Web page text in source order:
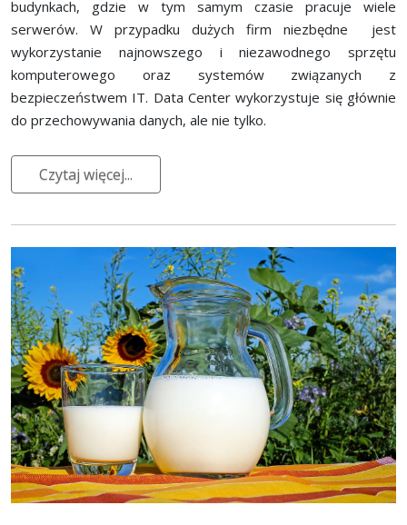
budynkach, gdzie w tym samym czasie pracuje wiele
serwerów. W przypadku dużych firm niezbędne jest
wykorzystanie najnowszego i niezawodnego sprzętu
komputerowego oraz systemów związanych z
bezpieczeństwem IT. Data Center wykorzystuje się głównie
do przechowywania danych, ale nie tylko.
Czytaj więcej...